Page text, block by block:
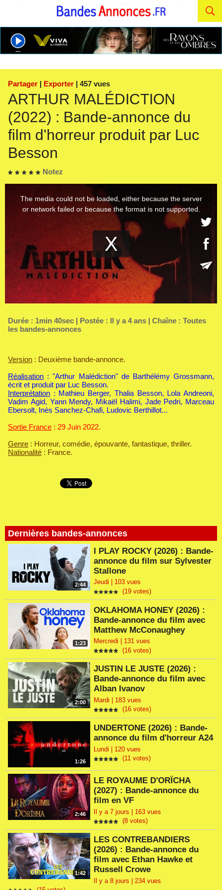
Partager | Exporter | 457 vues
ARTHUR MALÉDICTION
(2022) : Bande-annonce du
film d'horreur produit par Luc
Besson
Notez
Dernières bandes-annonces
2:44
I PLAY ROCKY (2026) : Bande-
annonce du film sur Sylvester
Stallone
Jeudi | 103 vues
(19 votes)
1:23
OKLAHOMA HONEY (2026) :
Bande-annonce du film avec
Matthew McConaughey
Mercredi | 131 vues
(16 votes)
2:00
JUSTIN LE JUSTE (2026) :
Bande-annonce du film avec
Alban Ivanov
Mardi | 183 vues
(16 votes)
1:26
UNDERTONE (2026) : Bande-
annonce du film d'horreur A24
Lundi | 120 vues
(11 votes)
2:46
LE ROYAUME D'ORÏCHA
(2027) : Bande-annonce du
film en VF
Il y a 7 jours | 163 vues
(8 votes)
1:42
LES CONTREBANDIERS
(2026) : Bande-annonce du
film avec Ethan Hawke et
Russell Crowe
Il y a 8 jours | 234 vues
Durée : 1min 40sec | Postée : Il y a 4 ans | Chaîne : Toutes
les bandes-annonces
Version : Deuxième bande-annonce.
Réalisation : "Arthur Malédiction" de Barthélémy Grossmann,
écrit et produit par Luc Besson.
Interprétation : Mathieu Berger, Thalia Besson, Lola Andreoni,
Vadim Agid, Yann Mendy, Mikaël Halimi, Jade Pedri, Marceau
Ebersolt, Inès Sanchez-Chafi, Ludovic Berthillot...
Sortie France : 29 Juin 2022.
Genre : Horreur, comédie, épouvante, fantastique, thriller.
Nationalité : France.